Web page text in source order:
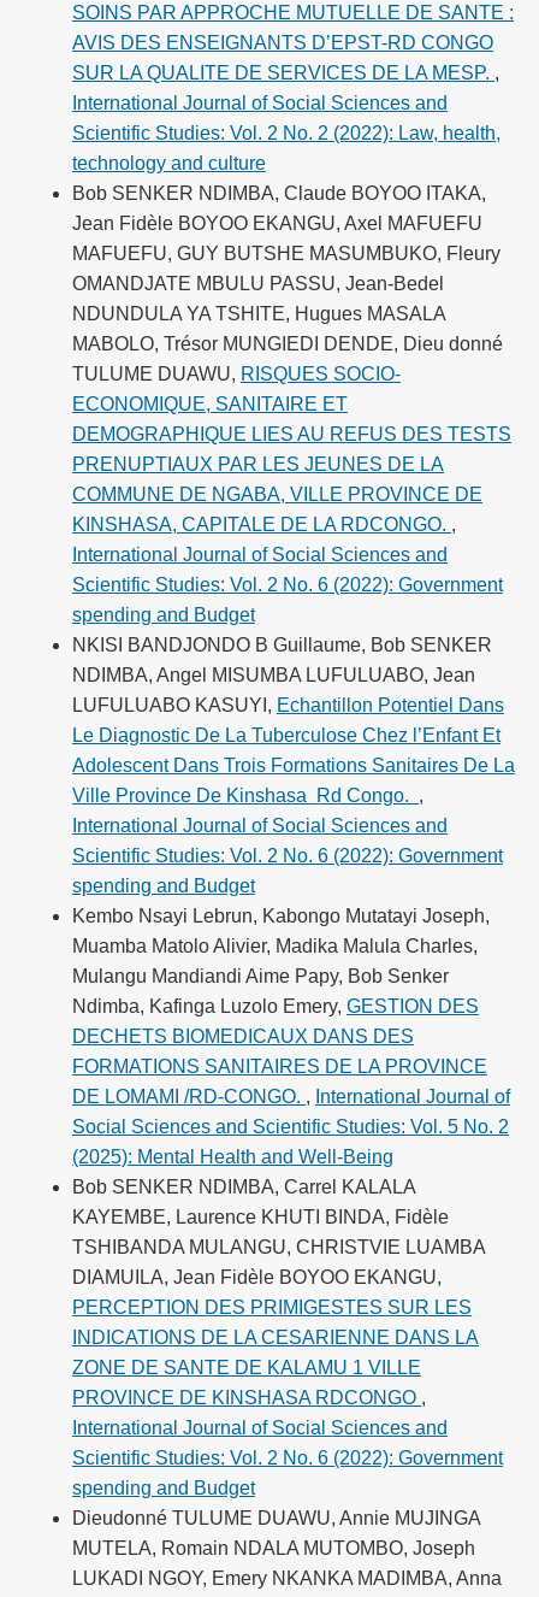
SOINS PAR APPROCHE MUTUELLE DE SANTE :
AVIS DES ENSEIGNANTS D’EPST-RD CONGO
SUR LA QUALITE DE SERVICES DE LA MESP. ,
International Journal of Social Sciences and
Scientific Studies: Vol. 2 No. 2 (2022): Law, health,
technology and culture
Bob SENKER NDIMBA, Claude BOYOO ITAKA,
Jean Fidèle BOYOO EKANGU, Axel MAFUEFU
MAFUEFU, GUY BUTSHE MASUMBUKO, Fleury
OMANDJATE MBULU PASSU, Jean-Bedel
NDUNDULA YA TSHITE, Hugues MASALA
MABOLO, Trésor MUNGIEDI DENDE, Dieu donné
TULUME DUAWU, RISQUES SOCIO-
ECONOMIQUE, SANITAIRE ET
DEMOGRAPHIQUE LIES AU REFUS DES TESTS
PRENUPTIAUX PAR LES JEUNES DE LA
COMMUNE DE NGABA, VILLE PROVINCE DE
KINSHASA, CAPITALE DE LA RDCONGO. ,
International Journal of Social Sciences and
Scientific Studies: Vol. 2 No. 6 (2022): Government
spending and Budget
NKISI BANDJONDO B Guillaume, Bob SENKER
NDIMBA, Angel MISUMBA LUFULUABO, Jean
LUFULUABO KASUYI, Echantillon Potentiel Dans
Le Diagnostic De La Tuberculose Chez l’Enfant Et
Adolescent Dans Trois Formations Sanitaires De La
Ville Province De Kinshasa Rd Congo. ,
International Journal of Social Sciences and
Scientific Studies: Vol. 2 No. 6 (2022): Government
spending and Budget
Kembo Nsayi Lebrun, Kabongo Mutatayi Joseph,
Muamba Matolo Alivier, Madika Malula Charles,
Mulangu Mandiandi Aime Papy, Bob Senker
Ndimba, Kafinga Luzolo Emery, GESTION DES
DECHETS BIOMEDICAUX DANS DES
FORMATIONS SANITAIRES DE LA PROVINCE
DE LOMAMI /RD-CONGO. , International Journal of
Social Sciences and Scientific Studies: Vol. 5 No. 2
(2025): Mental Health and Well-Being
Bob SENKER NDIMBA, Carrel KALALA
KAYEMBE, Laurence KHUTI BINDA, Fidèle
TSHIBANDA MULANGU, CHRISTVIE LUAMBA
DIAMUILA, Jean Fidèle BOYOO EKANGU,
PERCEPTION DES PRIMIGESTES SUR LES
INDICATIONS DE LA CESARIENNE DANS LA
ZONE DE SANTE DE KALAMU 1 VILLE
PROVINCE DE KINSHASA RDCONGO ,
International Journal of Social Sciences and
Scientific Studies: Vol. 2 No. 6 (2022): Government
spending and Budget
Dieudonné TULUME DUAWU, Annie MUJINGA
MUTELA, Romain NDALA MUTOMBO, Joseph
LUKADI NGOY, Emery NKANKA MADIMBA, Anna